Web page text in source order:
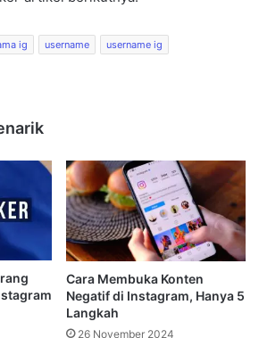
ig username
username ig
Cara Membuka Konten
Negatif di Instagram, Hanya 5
Langkah
26 November 2024